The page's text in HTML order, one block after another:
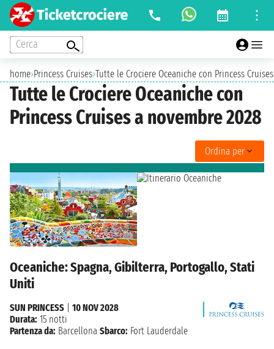
Cerca
home›Princess Cruises›Tutte le Crociere Oceaniche con Princess
Tutte le Crociere Oceaniche con
Princess Cruises a novembre 2028
Ordina per
Oceaniche: Spagna, Gibilterra, Portogallo, Stati
Uniti
SUN PRINCESS
10 NOV 2028
Durata: 15 notti
Partenza da: Barcellona Sbarco: Fort Lauderdale